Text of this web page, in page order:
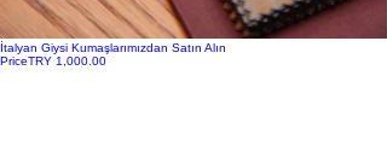
İtalyan Giysi Kumaşlarımızdan Satın Alın
PriceTRY 1,000.00